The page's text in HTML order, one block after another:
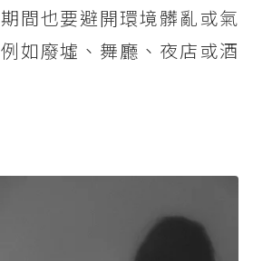
間也要避開環境髒亂或氣
如廢墟、舞廳、夜店或酒